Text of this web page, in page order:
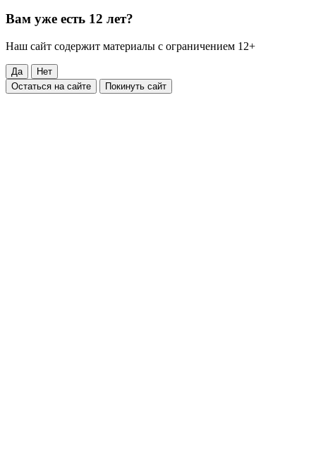
Вам уже есть 12 лет?
Наш сайт содержит материалы с ограничением 12+
Да
Нет
Остаться на сайте
Покинуть сайт